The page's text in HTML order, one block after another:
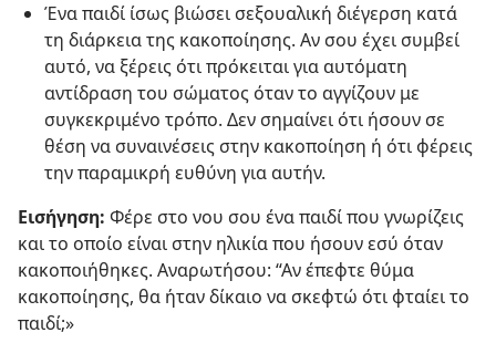
Ένα παιδί ίσως βιώσει σεξουαλική διέγερση κατά
τη διάρκεια της κακοποίησης. Αν σου έχει συμβεί
αυτό, να ξέρεις ότι πρόκειται για αυτόματη
αντίδραση του σώματος όταν το αγγίζουν με
συγκεκριμένο τρόπο. Δεν σημαίνει ότι ήσουν σε
θέση να συναινέσεις στην κακοποίηση ή ότι φέρεις
την παραμικρή ευθύνη για αυτήν.
Εισήγηση: Φέρε στο νου σου ένα παιδί που γνωρίζεις
και το οποίο είναι στην ηλικία που ήσουν εσύ όταν
κακοποιήθηκες. Αναρωτήσου: “Αν έπεφτε θύμα
κακοποίησης, θα ήταν δίκαιο να σκεφτώ ότι φταίει το
παιδί;»